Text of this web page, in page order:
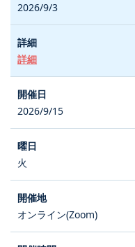
2026/9/3
詳細
2026/9/15
火
オンライン(Zoom)